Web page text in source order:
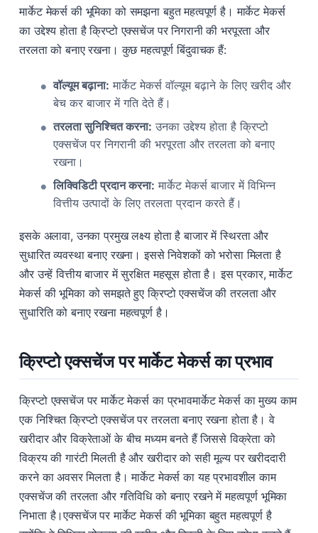
मार्केट मेकर्स की भूमिका को समझना बहुत महत्वपूर्ण है। मार्केट मेकर्स
का उद्देश्य होता है क्रिप्टो एक्सचेंज पर निगरानी की भरपूरता और
तरलता को बनाए रखना। कुछ महत्वपूर्ण बिंदुवाचक हैं:
वॉल्यूम बढ़ाना: मार्केट मेकर्स वॉल्यूम बढ़ाने के लिए खरीद और
बेच कर बाजार में गति देते हैं।
तरलता सुनिश्चित करना: उनका उद्देश्य होता है क्रिप्टो
एक्सचेंज पर निगरानी की भरपूरता और तरलता को बनाए
रखना।
लिक्विडिटी प्रदान करना: मार्केट मेकर्स बाजार में विभिन्न
वित्तीय उत्पादों के लिए तरलता प्रदान करते हैं।
इसके अलावा, उनका प्रमुख लक्ष्य होता है बाजार में स्थिरता और
सुधारित व्यवस्था बनाए रखना। इससे निवेशकों को भरोसा मिलता है
और उन्हें वित्तीय बाजार में सुरक्षित महसूस होता है। इस प्रकार, मार्केट
मेकर्स की भूमिका को समझते हुए क्रिप्टो एक्सचेंज की तरलता और
सुधारिति को बनाए रखना महत्वपूर्ण है।
क्रिप्टो एक्सचेंज पर मार्केट मेकर्स का प्रभाव
क्रिप्टो एक्सचेंज पर मार्केट मेकर्स का प्रभावमार्केट मेकर्स का मुख्य काम
एक निश्चित क्रिप्टो एक्सचेंज पर तरलता बनाए रखना होता है। वे
खरीदार और विक्रेताओं के बीच मध्यम बनते हैं जिससे विक्रेता को
विक्रय की गारंटी मिलती है और खरीदार को सही मूल्य पर खरीददारी
करने का अवसर मिलता है। मार्केट मेकर्स का यह प्रभावशील काम
एक्सचेंज की तरलता और गतिविधि को बनाए रखने में महत्वपूर्ण भूमिका
निभाता है।एक्सचेंज पर मार्केट मेकर्स की भूमिका बहुत महत्वपूर्ण है